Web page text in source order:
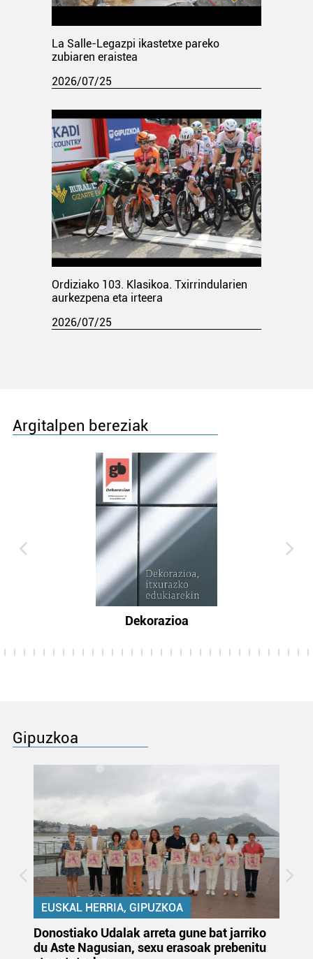
La Salle-Legazpi ikastetxe pareko
zubiaren eraistea
2026/07/25
Ordiziako 103. Klasikoa. Txirrindularien
aurkezpena eta irteera
2026/07/25
Argitalpen bereziak
Dekorazioa
Gipuzkoa
EUSKAL HERRIA, GIPUZKOA
Donostiako Udalak arreta gune bat jarriko
du Aste Nagusian, sexu erasoak prebenitu